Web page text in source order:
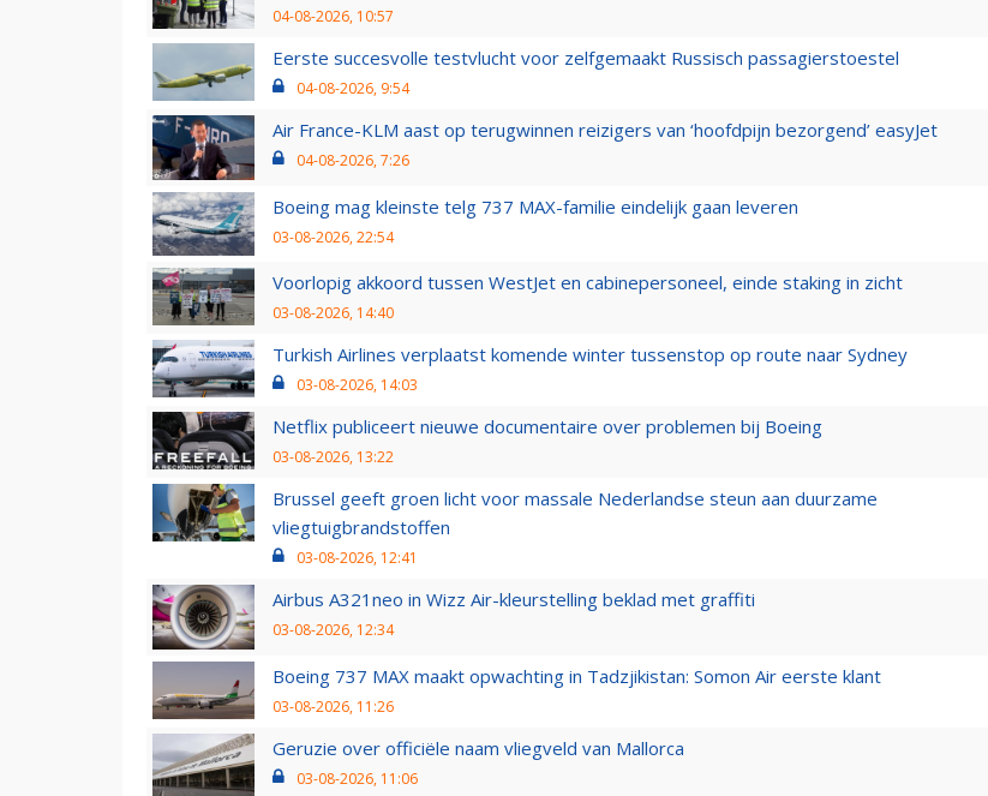
04-08-2026, 10:57
Eerste succesvolle testvlucht voor zelfgemaakt Russisch passagierstoestel
04-08-2026, 9:54
Air France-KLM aast op terugwinnen reizigers van ‘hoofdpijn bezorgend’ easyJet
04-08-2026, 7:26
Boeing mag kleinste telg 737 MAX-familie eindelijk gaan leveren
03-08-2026, 22:54
Voorlopig akkoord tussen WestJet en cabinepersoneel, einde staking in zicht
03-08-2026, 14:40
Turkish Airlines verplaatst komende winter tussenstop op route naar Sydney
03-08-2026, 14:03
Netflix publiceert nieuwe documentaire over problemen bij Boeing
03-08-2026, 13:22
Brussel geeft groen licht voor massale Nederlandse steun aan duurzame
vliegtuigbrandstoffen
03-08-2026, 12:41
Airbus A321neo in Wizz Air-kleurstelling beklad met graffiti
03-08-2026, 12:34
Boeing 737 MAX maakt opwachting in Tadzjikistan: Somon Air eerste klant
03-08-2026, 11:26
Geruzie over officiële naam vliegveld van Mallorca
03-08-2026, 11:06